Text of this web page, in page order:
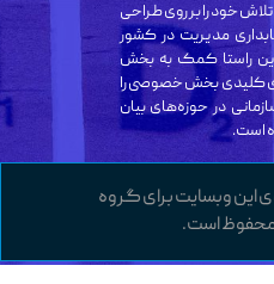
این وبسایت برای گروه
محفوظ است.
خود را بر روی طراحی
مدیریت در کشور
راستا کمک به بخش
کلیدی بخش خصوصی را
در حوزه‌های بیان
است.